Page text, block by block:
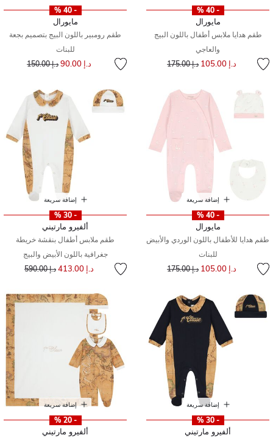
- 40 %
مايورال
طقم هدايا ملابس أطفال باللون البيج
والعاجي
د.إ 105.00 سعر مخفض مند.إ 175.00
- 40 %
مايورال
طقم رومبير باللون البيج بتصميم بجعة
للبنات
د.إ 90.00 سعر مخفض من
د.إ 150.00 إلى
إضافة سريعة
- 40 %
مايورال
طقم هدايا للأطفال باللون الوردي والأبيض
للبنات
د.إ 105.00 سعر مخفض مند.إ 175.00
إضافة سريعة
- 30 %
ألفيرو مارتيني
طقم ملابس أطفال بنقشة خريطة
جغرافية باللون الأبيض والبيج
د.إ 413.00 سعر مخفض من
د.إ 590.00 إلى
إضافة سريعة
- 30 %
ألفيرو مارتيني
إضافة سريعة
- 20 %
ألفيرو مارتيني